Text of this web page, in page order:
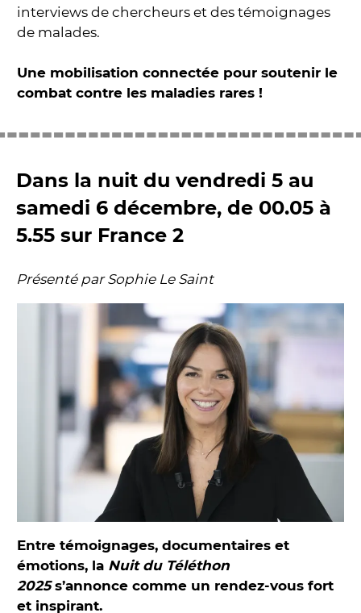
interviews de chercheurs et des témoignages
de malades.
Une mobilisation connectée pour soutenir le
combat contre les maladies rares !
Dans la nuit du vendredi 5 au
samedi 6 décembre, de 00.05 à
5.55 sur France 2
Présenté par Sophie Le Saint
Entre témoignages, documentaires et
émotions, la Nuit du Téléthon
2025s’annonce comme un rendez-vous fort
et inspirant.